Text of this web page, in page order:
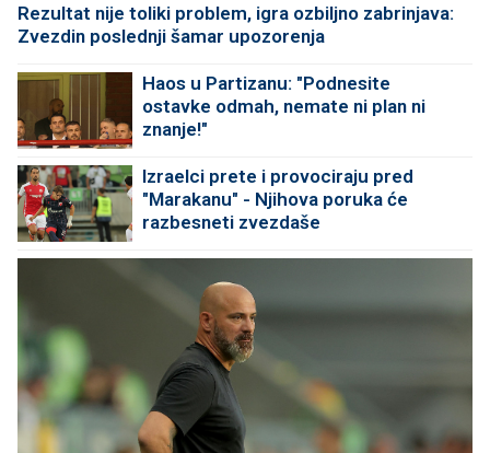
Rezultat nije toliki problem, igra ozbiljno zabrinjava:
Zvezdin poslednji šamar upozorenja
Haos u Partizanu: "Podnesite
ostavke odmah, nemate ni plan ni
znanje!"
Izraelci prete i provociraju pred
"Marakanu" - Njihova poruka će
razbesneti zvezdaše